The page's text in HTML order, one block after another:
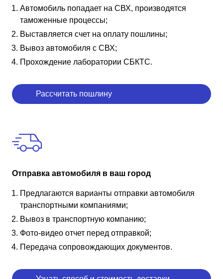
Автомобиль попадает на СВХ, производятся
таможенные процессы;
Выставляется счет на оплату пошлины;
Вывоз автомобиля с СВХ;
Прохождение лаборатории СБКТС.
Рассчитать пошлину
Отправка автомобиля в ваш город
Предлагаются варианты отправки автомобиля
транспортными компаниями;
Вывоз в транспортную компанию;
Фото-видео отчет перед отправкой;
Передача сопровождающих документов.